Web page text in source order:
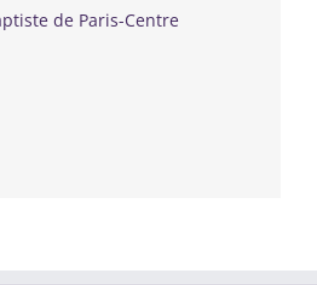
de Paris-Centre